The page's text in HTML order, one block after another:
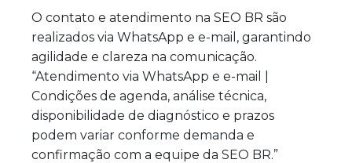
O contato e atendimento na SEO BR são
realizados via WhatsApp e e-mail, garantindo
agilidade e clareza na comunicação.
“Atendimento via WhatsApp e e-mail |
Condições de agenda, análise técnica,
disponibilidade de diagnóstico e prazos
podem variar conforme demanda e
confirmação com a equipe da SEO BR.”